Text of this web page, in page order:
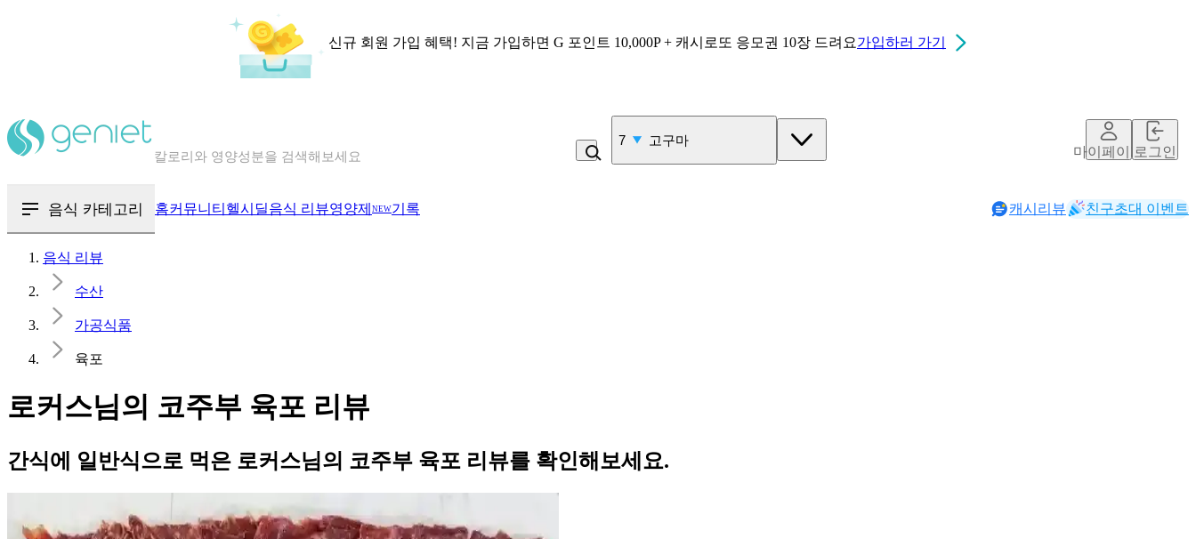
신규 회원 가입 혜택! 지금 가입하면 G 포인트 10,000P + 캐시로또 응모권 10장 드려요가입하러 가기
혈당 · 다이어트 음식 검색해보세요
7 고구마
마이페이지로그인
음식 카테고리 홈커뮤니티 헬시딜음식 리뷰영양제 NEW기록 캐시리뷰 친구초대 이벤트
음식 리뷰
수산
가공식품
육포
로커스님의 코주부 육포 리뷰
간식에 일반식으로 먹은 로커스님의 코주부 육포 리뷰를 확인해보세요.